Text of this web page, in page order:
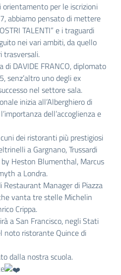
per le iscrizioni
abbiamo pensato di mettere
TALENTI” e i traguardi
nei vari ambiti, da quello
trasversali.
di DAVIDE FRANCO, diplomato
senz’altro uno degli ex
nel settore sala.
inizia all’Alberghiero di
dell’accoglienza e
dei ristoranti più prestigiosi
a Gargnano, Trussardi
Heston Blumenthal, Marcus
a Londra.
Manager di Piazza
vanta tre stelle Michelin
Crippa.
a San Francisco, negli Stati
noto ristorante Quince di
dalla nostra scuola.